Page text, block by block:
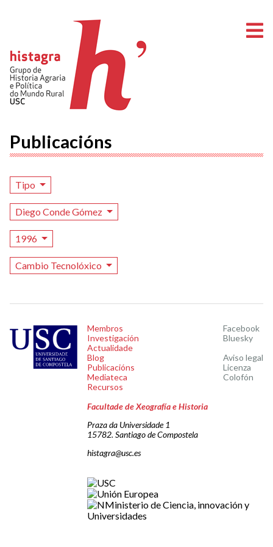
Publicacións
Tipo
Diego Conde Gómez
1996
Cambio Tecnolóxico
Membros
Investigación
Actualidade
Blog
Publicacións
Mediateca
Recursos
Facebook
Bluesky
Aviso legal
Licenza
Colofón
Facultade de Xeografía e Historia
Praza da Universidade 1
15782. Santiago de Compostela
histagra@usc.es